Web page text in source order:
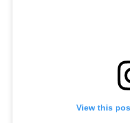
View this